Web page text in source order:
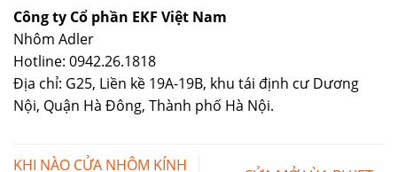
Công ty Cổ phần EKF Việt Nam
Nhôm Adler
Hotline: 0942.26.1818
Địa chỉ: G25, Liền kề 19A-19B, khu tái định cư Dương
Nội, Quận Hà Đông, Thành phố Hà Nội.
KHI NÀO CỬA NHÔM KÍNH